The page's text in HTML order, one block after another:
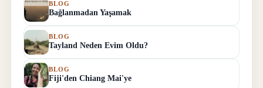
BLOG
Bağlanmadan Yaşamak
BLOG
Tayland Neden Evim Oldu?
BLOG
Fiji'den Chiang Mai'ye